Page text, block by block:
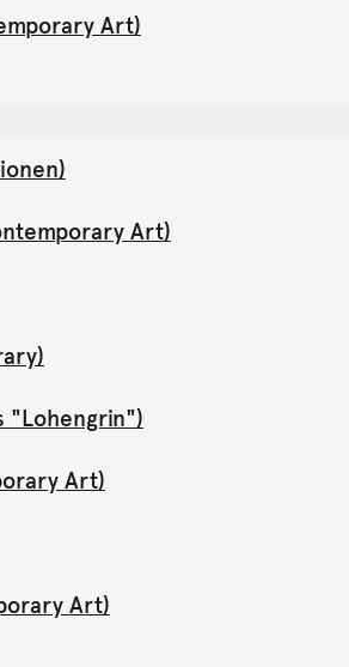
Art)
Art)
"Lohengrin")
Art)
Art)